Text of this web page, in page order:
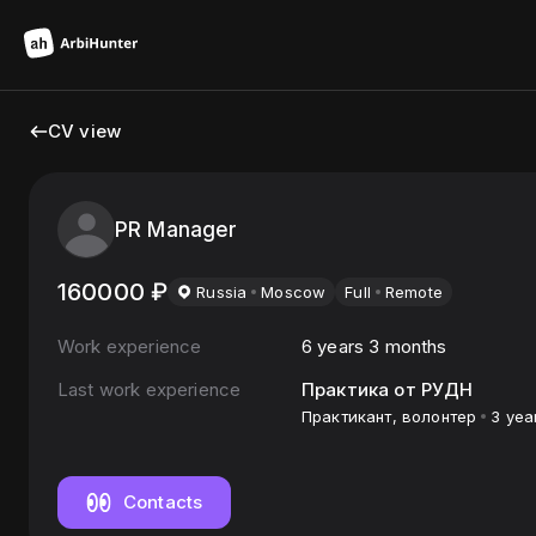
CV view
PR Manager
160000 ₽ Russia Moscow Full Remote
Work experience
6 years 3 months
Last work experience
Практика от РУДН
Практикант, волонтер 3
Contacts